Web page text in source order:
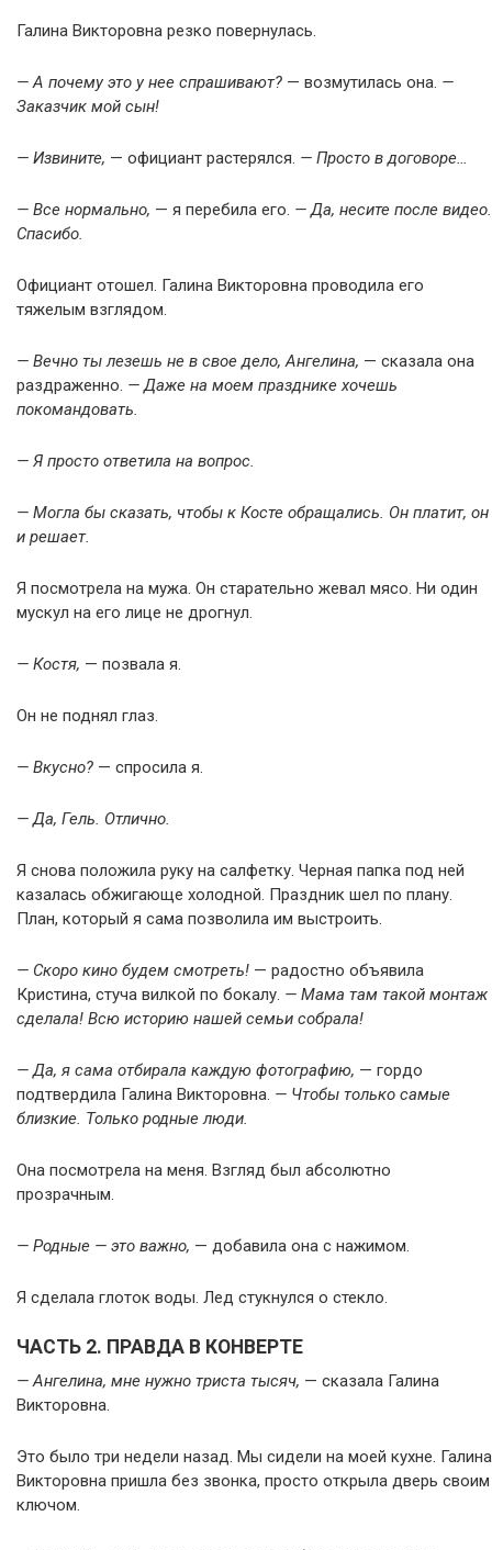
Галина Викторовна резко повернулась.
— А почему это у нее спрашивают? — возмутилась она. —
Заказчик мой сын!
— Извините, — официант растерялся. — Просто в договоре…
— Все нормально, — я перебила его. — Да, несите после видео.
Спасибо.
Официант отошел. Галина Викторовна проводила его
тяжелым взглядом.
— Вечно ты лезешь не в свое дело, Ангелина, — сказала она
раздраженно. — Даже на моем празднике хочешь
покомандовать.
— Я просто ответила на вопрос.
— Могла бы сказать, чтобы к Косте обращались. Он платит, он
и решает.
Я посмотрела на мужа. Он старательно жевал мясо. Ни один
мускул на его лице не дрогнул.
— Костя, — позвала я.
Он не поднял глаз.
— Вкусно? — спросила я.
— Да, Гель. Отлично.
Я снова положила руку на салфетку. Черная папка под ней
казалась обжигающе холодной. Праздник шел по плану.
План, который я сама позволила им выстроить.
— Скоро кино будем смотреть! — радостно объявила
Кристина, стуча вилкой по бокалу. — Мама там такой монтаж
сделала! Всю историю нашей семьи собрала!
— Да, я сама отбирала каждую фотографию, — гордо
подтвердила Галина Викторовна. — Чтобы только самые
близкие. Только родные люди.
Она посмотрела на меня. Взгляд был абсолютно
прозрачным.
— Родные — это важно, — добавила она с нажимом.
Я сделала глоток воды. Лед стукнулся о стекло.
ЧАСТЬ 2. ПРАВДА В КОНВЕРТЕ
— Ангелина, мне нужно триста тысяч, — сказала Галина
Викторовна.
Это было три недели назад. Мы сидели на моей кухне. Галина
Викторовна пришла без звонка, просто открыла дверь своим
ключом.